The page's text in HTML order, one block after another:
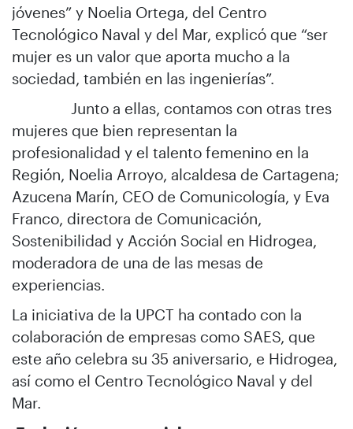
jóvenes” y Noelia Ortega, del Centro
Tecnológico Naval y del Mar, explicó que “ser
mujer es un valor que aporta mucho a la
sociedad, también en las ingenierías”.
Junto a ellas, contamos con otras tres
mujeres que bien representan la
profesionalidad y el talento femenino en la
Región, Noelia Arroyo, alcaldesa de Cartagena;
Azucena Marín, CEO de Comunicología, y Eva
Franco, directora de Comunicación,
Sostenibilidad y Acción Social en Hidrogea,
moderadora de una de las mesas de
experiencias.
La iniciativa de la UPCT ha contado con la
colaboración de empresas como SAES, que
este año celebra su 35 aniversario, e Hidrogea,
así como el Centro Tecnológico Naval y del
Mar.